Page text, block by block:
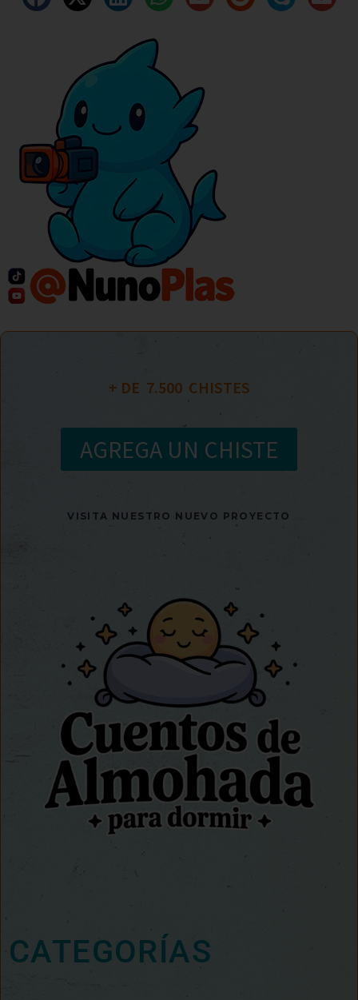
+ DE 7.500
  CHISTES
AGREGA UN CHISTE
VISITA NUESTRO NUEVO PROYECTO
CATEGORÍAS